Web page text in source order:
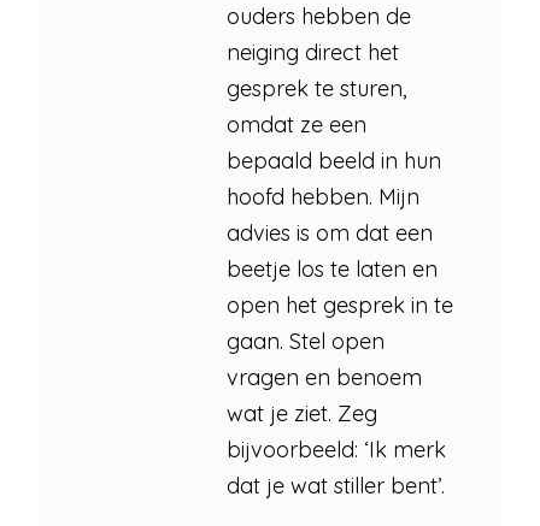
ouders hebben de
neiging direct het
gesprek te sturen,
omdat ze een
bepaald beeld in hun
hoofd hebben. Mijn
advies is om dat een
beetje los te laten en
open het gesprek in te
gaan. Stel open
vragen en benoem
wat je ziet. Zeg
bijvoorbeeld: ‘Ik merk
dat je wat stiller bent’.